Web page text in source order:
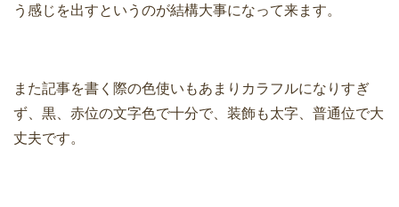
う感じを出すというのが結構大事になって来ます。
また記事を書く際の色使いもあまりカラフルになりすぎ
ず、黒、赤位の文字色で十分で、装飾も太字、普通位で大
丈夫です。